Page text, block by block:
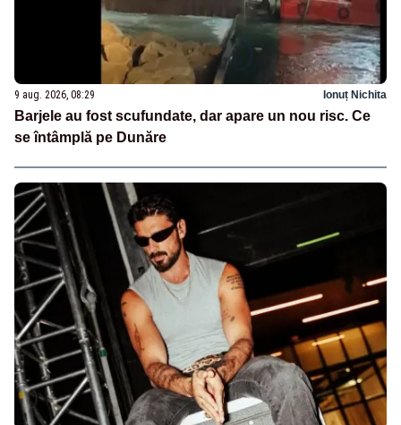
9 aug. 2026, 08:29 Ionuț Nichita
Barjele au fost scufundate, dar apare un nou risc. Ce
se întâmplă pe Dunăre